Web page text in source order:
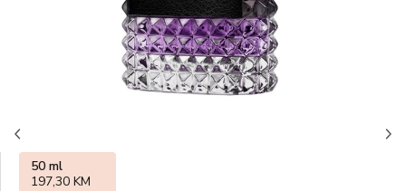
50 ml
197,30 KM